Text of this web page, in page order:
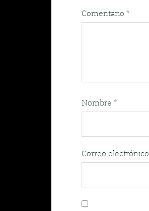
Comentario *
Nombre *
Correo electrónico